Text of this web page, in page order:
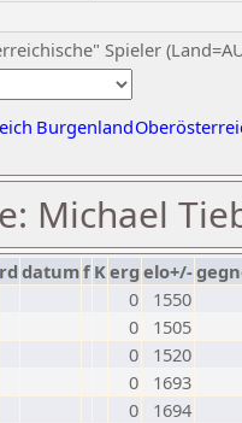
Spieler
Burgenland
Michael
rd datumf Kerg elo+/-
0
1550
0
1505
0
1520
0
1693
0
1694